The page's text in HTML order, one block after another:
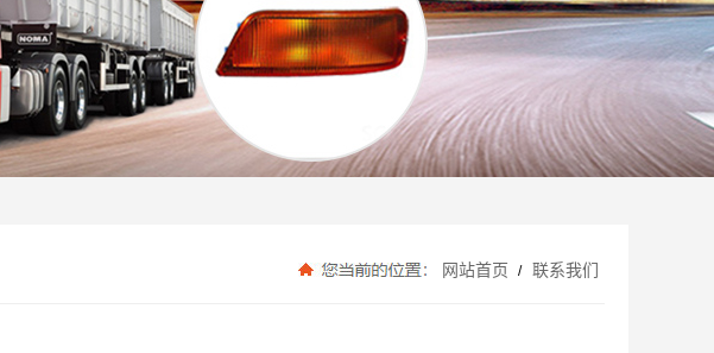
网站首页 / 联系我们